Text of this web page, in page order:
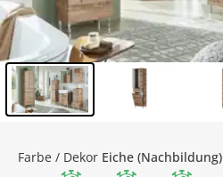
Farbe / Dekor Eiche (Nachbildung)